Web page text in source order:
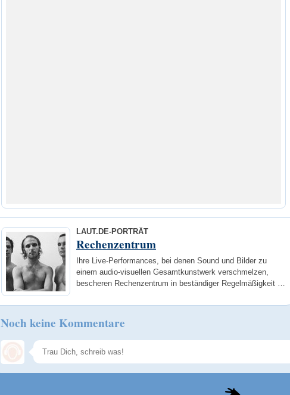
LAUT.DE-PORTRÄT
Rechenzentrum
Ihre Live-Performances, bei denen Sound und Bilder zu
einem audio-visuellen Gesamtkunstwerk verschmelzen,
bescheren Rechenzentrum in beständiger Regelmäßigkeit …
Noch keine Kommentare
Speichern